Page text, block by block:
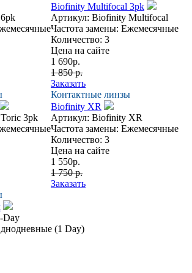
Biofinity Multifocal 3pk
Артикул: Biofinity Multifocal
Частота замены: Ежемесячные
Количество: 3
Цена на сайте
1 690р.
1 850 р.
Заказать
3pk
Контактные линзы
Biofinity XR
Артикул: Biofinity XR
Частота замены: Ежемесячные
Количество: 3
Цена на сайте
1 550р.
1 750 р.
Заказать
Day
(1 Day)